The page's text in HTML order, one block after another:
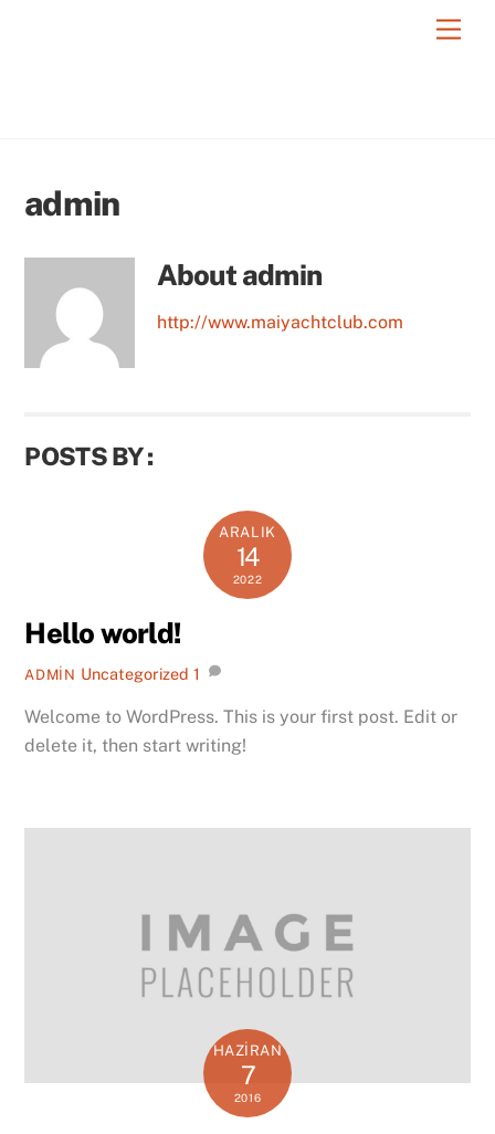
admin
About admin
http://www.maiyachtclub.com
POSTS BY :
ARALIK
14
2022
Hello world!
ADMIN Uncategorized 1
Welcome to WordPress. This is your first post. Edit or
delete it, then start writing!
HAZIRAN
7
2016